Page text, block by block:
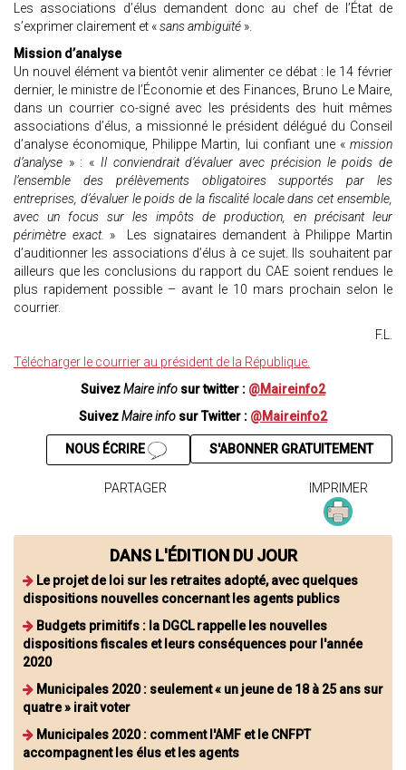
Les associations d’élus demandent donc au chef de l’État de
s’exprimer clairement et «sans ambiguïté ».
Mission d’analyse
Un nouvel élément va bientôt venir alimenter ce débat : le 14 février
dernier, le ministre de l’Économie et des Finances, Bruno Le Maire,
dans un courrier co-signé avec les présidents des huit mêmes
associations d’élus, a missionné le président délégué du Conseil
d’analyse économique, Philippe Martin, lui confiant une « mission
d’analyse » : « Il conviendrait d’évaluer avec précision le poids de
l’ensemble des prélèvements obligatoires supportés par les
entreprises, d’évaluer le poids de la fiscalité locale dans cet ensemble,
avec un focus sur les impôts de production, en précisant leur
périmètre exact. » Les signataires demandent à Philippe Martin
d’auditionner les associations d’élus à ce sujet. Ils souhaitent par
ailleurs que les conclusions du rapport du CAE soient rendues le
plus rapidement possible – avant le 10 mars prochain selon le
courrier.
F.L.
Télécharger le courrier au président de la République.
SuivezMaire info sur twitter : @Maireinfo2
SuivezMaire info sur Twitter : @Maireinfo2
S'ABONNER GRATUITEMENT
NOUS ÉCRIRE
PARTAGER IMPRIMER
DANS L'ÉDITION DU JOUR
Le projet de loi sur les retraites adopté, avec quelques
dispositions nouvelles concernant les agents publics
Budgets primitifs : la DGCL rappelle les nouvelles
dispositions fiscales et leurs conséquences pour l'année
2020
Municipales 2020 : seulement « un jeune de 18 à 25 ans sur
quatre » irait voter
Municipales 2020 : comment l'AMF et le CNFPT
accompagnent les élus et les agents